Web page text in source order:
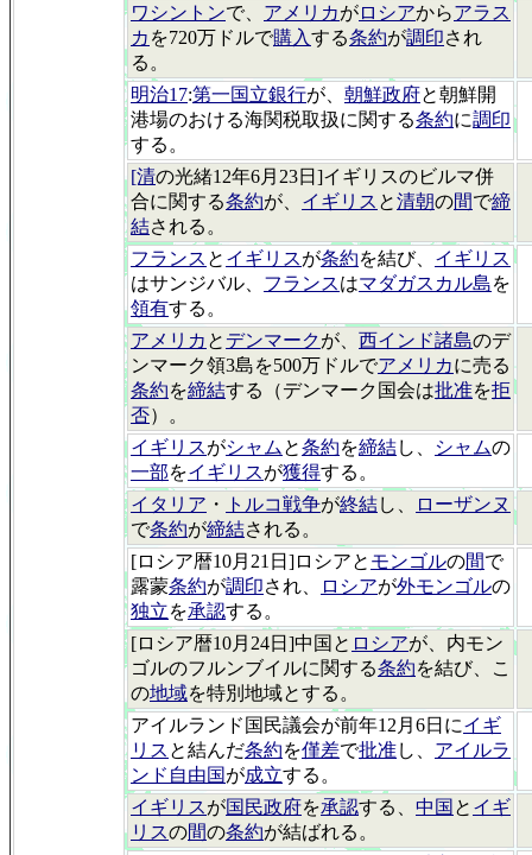
ワシントンで、 アメリカがロシアからアラス
カ を720万ドルで購入する条約が調印され
る。
明治17:第一国立銀行が、 朝鮮政府と朝鮮開
港場のおける海関税取扱に関する条約に調印
する。
[清の光緒12年6月23日]イギリスのビルマ併
合に関する条約が、 イギリス と清朝の間で締
結される。
フランス と イギリスが条約を結び、 イギリス
はサンジバル、 フランスはマダガスカル島を
領有する。
アメリカ と デンマークが、 西インド諸島のデ
ンマーク領3島を500万ドルでアメリカに売る
条約を締結する（デンマーク国会は批准を拒
否）。
イギリスがシャム と条約を締結し、 シャムの
一部をイギリスが獲得する。
イタリア ・ トルコ戦争が終結し、
ローザンヌ
で条約が締結される。
[ロシア暦10月21日]ロシアと モンゴルの間で
露蒙条約が調印され、 ロシアが外モンゴルの
独立を承認する。
[ロシア暦10月24日]中国と ロシアが、内モン
ゴルのフルンブイルに関する条約を結び、こ
の地域を特別地域とする。
アイルランド国民議会が前年12月6日にイギ
リス と結んだ条約を僅差で批准し、 アイルラ
ンド自由国が成立する。
イギリスが国民政府を承認する、 中国 と イギ
リスの間の条約が結ばれる。